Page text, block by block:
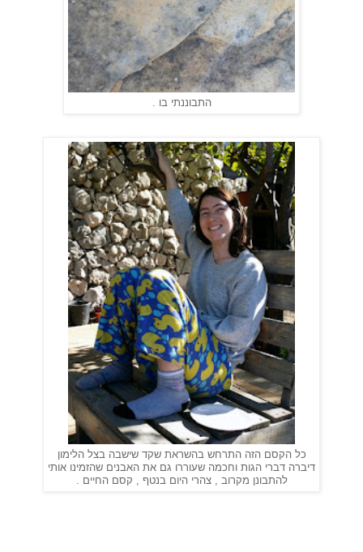
התבוננתי בו .
כל הקסם הזה התרחש בהשראת שקד שישבה בצל הלימון
דיברה דברי הגות וחכמה שעוררו גם את האבנים שהזמינו אותי
להתבונן מקרוב , צהרי היום בנטף , קסם החיים .